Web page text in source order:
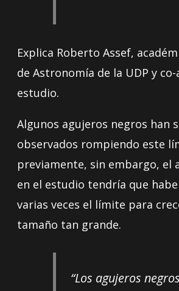
Explica Roberto Assef,
de Astronomía de la UDP y
estudio.
Algunos agujeros negros han
observados rompiendo este
previamente, sin embargo, el
en el estudio tendría que
varias veces el límite para
tamaño tan grande.
“Los agujeros